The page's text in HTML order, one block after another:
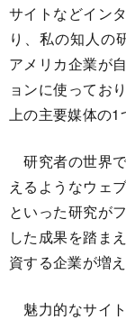
サイトなどイン
り、私の知人の
アメリカ企業が
ョンに使ってお
上の主要媒体の1
研究者の世界
えるようなウェ
といった研究が
した成果を踏ま
資する企業が増え
魅力的なサイ